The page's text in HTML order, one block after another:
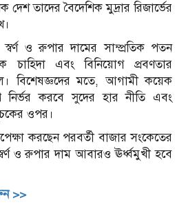
তাদের বৈদেশিক মুদ্রার রিজার্ভের
স্বর্ণ ও রুপার দামের সাম্প্রতিক পতন
চাহিদা এবং বিনিয়োগ প্রবণতার
বিশেষজ্ঞদের মতে, আগামী কয়েক
নির্ভর করবে সুদের হার নীতি এবং
ওপর।
করছেন পরবর্তী বাজার সংকেতের
ও রুপার দাম আবারও ঊর্ধ্বমুখী হবে
>>